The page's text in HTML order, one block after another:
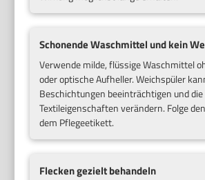
Schonende Waschmittel und kein
Verwende milde, flüssige Waschmittel
oder optische Aufheller. Weichspüler
Beschichtungen beeinträchtigen und die
Textileigenschaften verändern. Folge
dem Pflegeetikett.
Flecken gezielt behandeln